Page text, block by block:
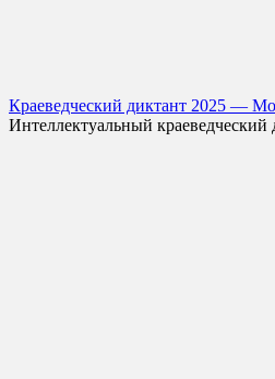
Краеведческий диктант 2025 —
Интеллектуальный краеведческий